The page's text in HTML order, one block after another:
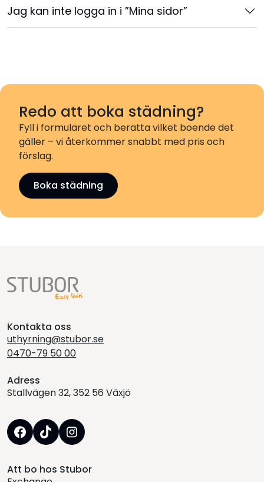
Jag kan inte logga in i ”Mina sidor”
Redo att boka städning?
Fyll i formuläret och berätta vilket boende det
gäller – vi återkommer snabbt med pris och
förslag.
Boka städning
Kontakta oss
uthyrning@stubor.se
0470-79 50 00
Adress
Stallvägen 32, 352 56 Växjö
Att bo hos Stubor